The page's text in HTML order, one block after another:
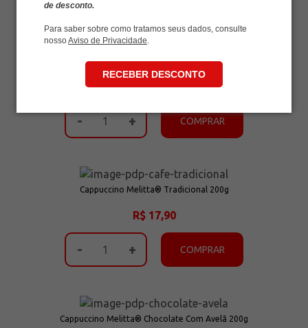
de desconto.
Para saber sobre como tratamos seus dados, consulte
nossoAviso de Privacidade.
RECEBER DESCONTO
Cappuccino Melitta® Doce de Leite 200g
R$ 17,90
- + COMPRAR
Cappuccino Melitta® Tradicional 200g
R$ 17,90
- + COMPRAR
Cappuccino Melitta® Chocolate Com Avelã 200g